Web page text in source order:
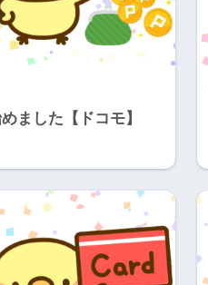
ました【ドコモ】